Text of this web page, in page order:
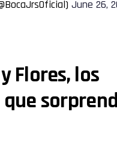
June 26,
Flores, los